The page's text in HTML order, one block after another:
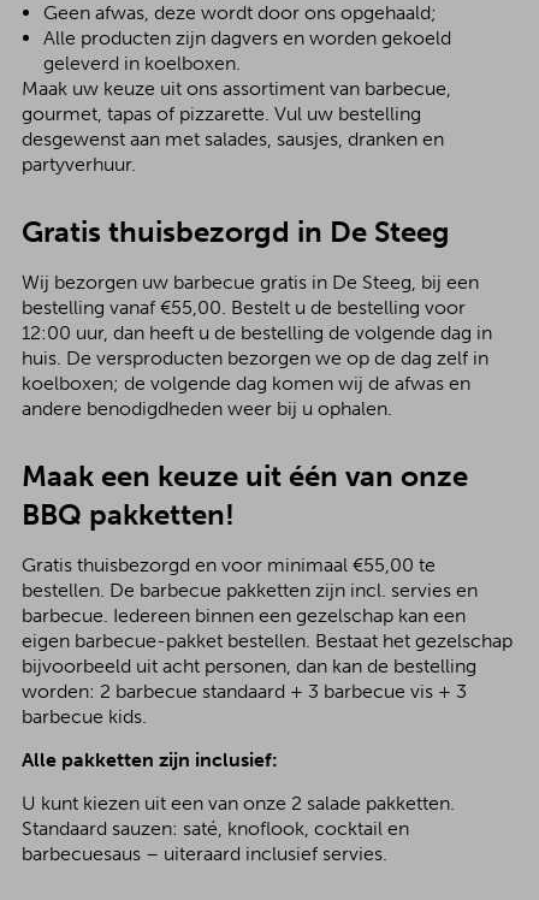
Geen afwas, deze wordt door ons opgehaald;
Alle producten zijn dagvers en worden gekoeld
geleverd in koelboxen.
Maak uw keuze uit ons assortiment van barbecue,
gourmet, tapas of pizzarette. Vul uw bestelling
desgewenst aan met salades, sausjes, dranken en
partyverhuur.
Gratis thuisbezorgd in De Steeg
Wij bezorgen uw barbecue gratis in De Steeg, bij een
bestelling vanaf €55,00. Bestelt u de bestelling voor
12:00 uur, dan heeft u de bestelling de volgende dag in
huis. De versproducten bezorgen we op de dag zelf in
koelboxen; de volgende dag komen wij de afwas en
andere benodigdheden weer bij u ophalen.
Maak een keuze uit één van onze
BBQ pakketten!
Gratis thuisbezorgd en voor minimaal €55,00 te
bestellen. De barbecue pakketten zijn incl. servies en
barbecue. Iedereen binnen een gezelschap kan een
eigen barbecue-pakket bestellen. Bestaat het gezelschap
bijvoorbeeld uit acht personen, dan kan de bestelling
worden: 2 barbecue standaard + 3 barbecue vis + 3
barbecue kids.
Alle pakketten zijn inclusief:
U kunt kiezen uit een van onze 2 salade pakketten.
Standaard sauzen: saté, knoflook, cocktail en
barbecuesaus – uiteraard inclusief servies.